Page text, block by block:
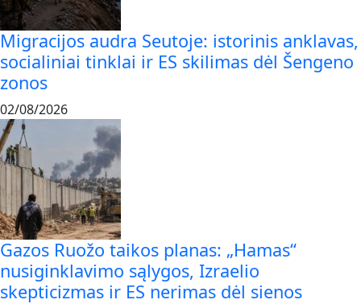
Migracijos audra Seutoje: istorinis anklavas,
socialiniai tinklai ir ES skilimas dėl Šengeno
zonos
02/08/2026
Gazos Ruožo taikos planas: „Hamas“
nusiginklavimo sąlygos, Izraelio
skepticizmas ir ES nerimas dėl sienos